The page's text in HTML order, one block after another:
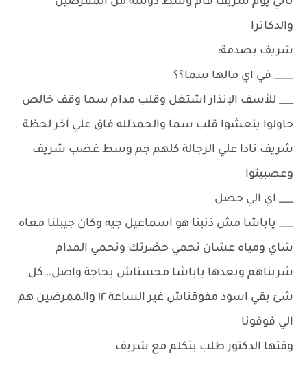
والدكاترا
شريف بصدمة:
____ في اي مالها سما؟؟
___ للأسف الإنذار اشتغل وقلب مدام سما وقف خالص
حاولوا ينعشوا قلب سما والحمدلله فاق علي آخر لحظة
شريف نادا علي الرجالة كلهم جم وسط غضب شريف
وعصبيتوا
___ اي الي حصل
___ ياباشا مش ذنبنا هو اسماعيل جيه وكان جيبلنا معاه
شاي ومياه عشان نحمي حضرتك ونحمي المدام
شربناهم وبعدها ياباشا محسناش بحاجة واصل…كل
شئ بقي اسود مفوقناش غير الساعة ١٢ والممرضين هم
الي فوقونا
وقتها الدكتور طلب يتكلم مع شريف